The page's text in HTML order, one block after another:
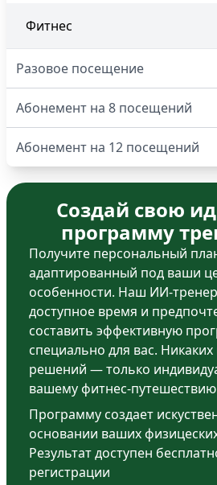
Фитнес
Разовое посещение
Абонемент на 8 посещений
Абонемент на 12 посещений
Создай свою
программу
Получите персональный
адаптированный под ваши
особенности. Наш ИИ-
доступное время и
составить эффективную
специально для вас.
решений — только
вашему фитнес-
Программу создает
основании ваших
Результат доступен
регистрации